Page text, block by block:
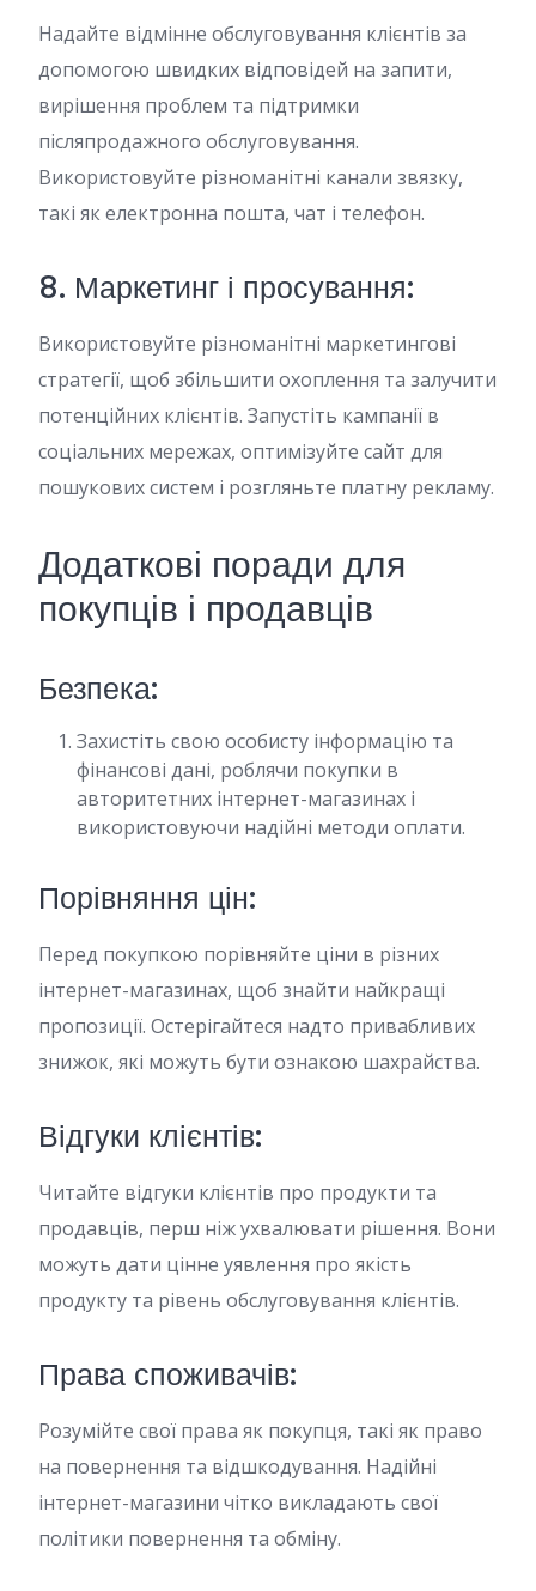
Надайте відмінне обслуговування клієнтів за
допомогою швидких відповідей на запити,
вирішення проблем та підтримки
післяпродажного обслуговування.
Використовуйте різноманітні канали звязку,
такі як електронна пошта, чат і телефон.
8. Маркетинг і просування:
Використовуйте різноманітні маркетингові
стратегії, щоб збільшити охоплення та залучити
потенційних клієнтів. Запустіть кампанії в
соціальних мережах, оптимізуйте сайт для
пошукових систем і розгляньте платну рекламу.
Додаткові поради для
покупців і продавців
Безпека:
Захистіть свою особисту інформацію та
фінансові дані, роблячи покупки в
авторитетних інтернет-магазинах і
використовуючи надійні методи оплати.
Порівняння цін:
Перед покупкою порівняйте ціни в різних
інтернет-магазинах, щоб знайти найкращі
пропозиції. Остерігайтеся надто привабливих
знижок, які можуть бути ознакою шахрайства.
Відгуки клієнтів:
Читайте відгуки клієнтів про продукти та
продавців, перш ніж ухвалювати рішення. Вони
можуть дати цінне уявлення про якість
продукту та рівень обслуговування клієнтів.
Права споживачів:
Розумійте свої права як покупця, такі як право
на повернення та відшкодування. Надійні
інтернет-магазини чітко викладають свої
політики повернення та обміну.